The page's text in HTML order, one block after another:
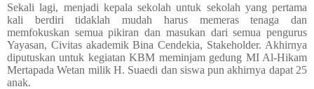
Sekali lagi, menjadi kepala sekolah untuk sekolah yang pertama
kali berdiri tidaklah mudah harus memeras tenaga dan
memfokuskan semua pikiran dan masukan dari semua pengurus
Yayasan, Civitas akademik Bina Cendekia, Stakeholder. Akhirnya
diputuskan untuk kegiatan KBM meminjam gedung MI Al-Hikam
Mertapada Wetan milik H. Suaedi dan siswa pun akhirnya dapat 25
anak.